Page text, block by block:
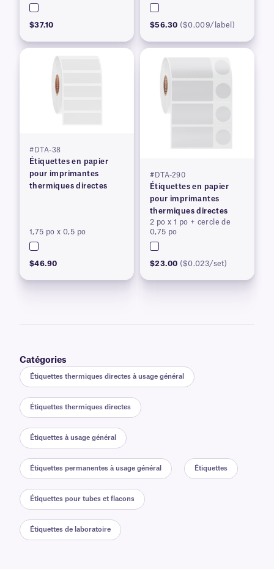
$37.10 $56.30 ($0.009/label)
#DTA-38
Étiquettes en papier
pour imprimantes
thermiques directes
1,75 po x 0,5 po
$46.90
#DTA-290
Étiquettes en papier
pour imprimantes
thermiques directes
2 po x 1 po + cercle de
0,75 po
$23.00 ($0.023/set)
Catégories
Étiquettes thermiques directes à usage général
Étiquettes thermiques directes
Étiquettes à usage général
Étiquettes permanentes à usage général Étiquettes
Étiquettes pour tubes et flacons
Étiquettes de laboratoire